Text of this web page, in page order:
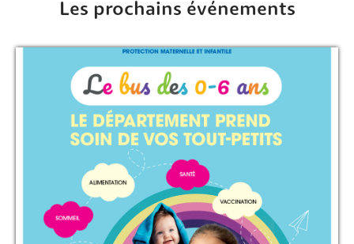
Les prochains événements